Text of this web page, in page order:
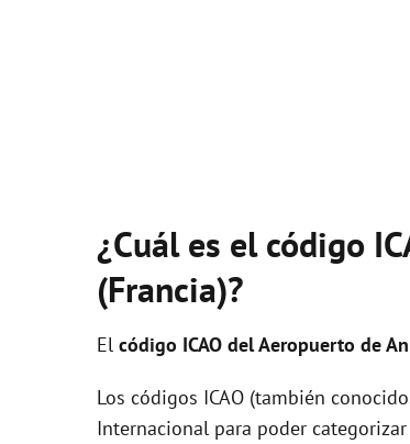
¿Cuál es el código
(Francia)?
El código ICAO delAeropuerto de
Los códigos ICAO (también
Internacional para poder